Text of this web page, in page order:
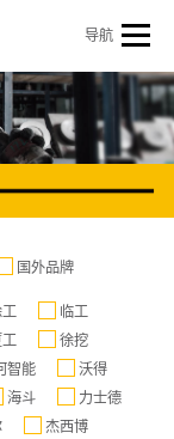
导航
询
国外品牌
临工
徐挖
智能
沃得
海斗
力士德
杰西博